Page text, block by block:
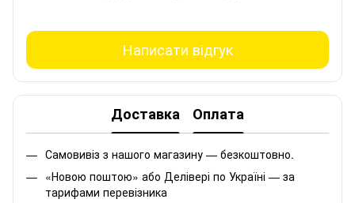
Написати відгук
Доставка Оплата
Самовивіз з нашого магазину — безкоштовно.
«Новою поштою» або Делівері по Україні — за
тарифами перевізника